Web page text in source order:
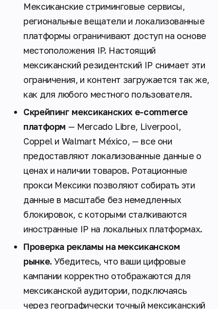
Мексиканские стриминговые сервисы,
региональные вещатели и локализованные
платформы ограничивают доступ на основе
местоположения IP. Настоящий
мексиканский резидентский IP снимает эти
ограничения, и контент загружается так же,
как для любого местного пользователя.
Скрейпинг мексиканских e-commerce
платформ — Mercado Libre, Liverpool,
Coppel и Walmart México, — все они
предоставляют локализованные данные о
ценах и наличии товаров. Ротационные
прокси Мексики позволяют собирать эти
данные в масштабе без немедленных
блокировок, с которыми сталкиваются
иностранные IP на локальных платформах.
Проверка рекламы на мексиканском
рынке. Убедитесь, что ваши цифровые
кампании корректно отображаются для
мексиканской аудитории, подключаясь
через географически точный мексиканский